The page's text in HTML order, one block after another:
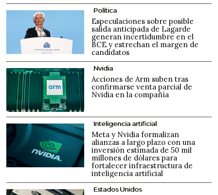
Política
Especulaciones sobre posible
salida anticipada de Lagarde
generan incertidumbre en el
BCE y estrechan el margen de
candidatos
Nvidia
Acciones de Arm suben tras
confirmarse venta parcial de
Nvidia en la compañía
Inteligencia artificial
Meta y Nvidia formalizan
alianzas a largo plazo con una
inversión estimada de 50 mil
millones de dólares para
fortalecer infraestructura de
inteligencia artificial
Estados Unidos